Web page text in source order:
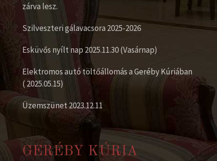
zárva lesz.
Szilveszteri gálavacsora 2025-2026
Esküvős nyílt nap 2025.11.30 (Vasárnap)
Elektromos autó töltőállomás a Geréby Kúriában
( 2025.05.15)
Üzemszünet 2023.12.11
GERÉBY KÚRIA